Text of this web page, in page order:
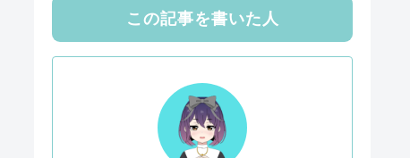
この記事を書いた人